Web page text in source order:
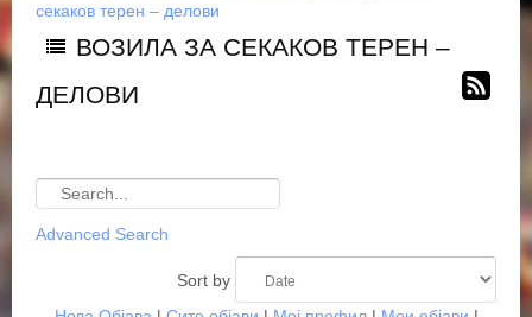
секаков терен – делови
ВОЗИЛА ЗА СЕКАКОВ ТЕРЕН –
ДЕЛОВИ
Advanced Search
Sort by